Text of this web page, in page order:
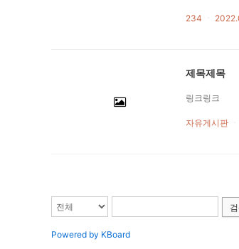
234
제목제목
링크링크
자유게시판
Powered by KBoard